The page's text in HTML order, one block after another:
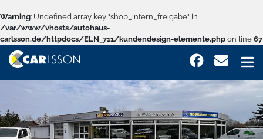
Warning: Undefined array key "shop_intern_freigabe" in
/var/www/vhosts/autohaus-
carlsson.de/httpdocs/ELN_711/kundendesign-elemente.php on line 67